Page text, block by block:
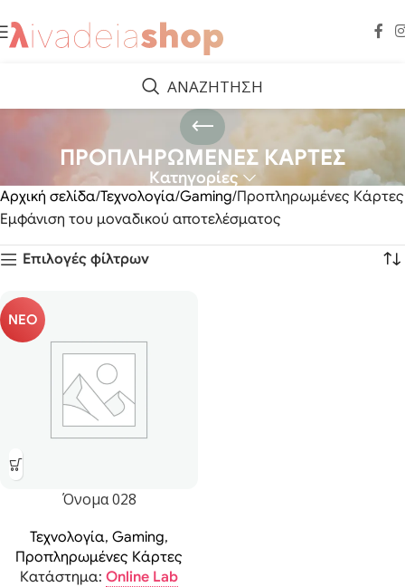
ΑΝΑΖΗΤΗΣΗ
ΠΡΟΠΛΗΡΩΜΕΝΕΣ ΚΑΡΤΕΣ
Κατηγορίες
Αρχική σελίδα Τεχνολογία Gaming Προπληρωμένες Κάρτες
Εμφάνιση του μοναδικού αποτελέσματος
Επιλογές φίλτρων
ΝΕΟ
Όνομα 028
Τεχνολογία, Gaming,
Προπληρωμένες Κάρτες
Κατάστημα: Online Lab